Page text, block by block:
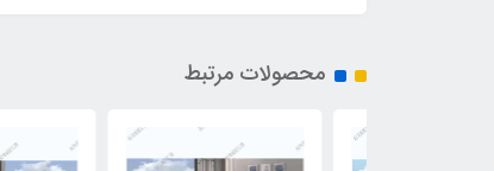
محصولات مرتبط